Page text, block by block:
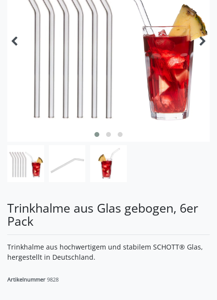
Trinkhalme aus Glas gebogen, 6er
Pack
Trinkhalme aus hochwertigem und stabilem SCHOTT® Glas,
hergestellt in Deutschland.
Artikelnummer 9828